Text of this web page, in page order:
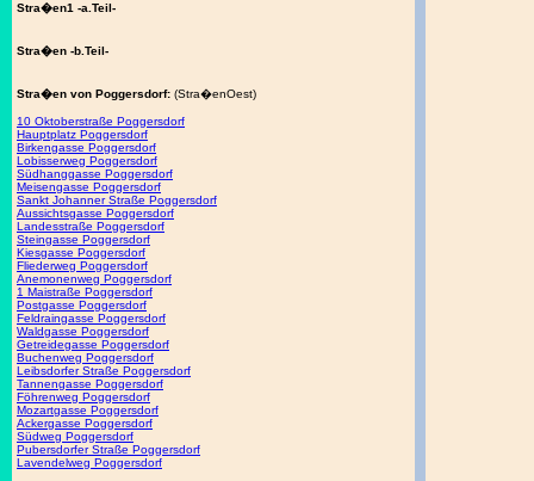
Stra�en1 -a.Teil-
Stra�en -b.Teil-
Stra�en von Poggersdorf: (Stra�enOest)
10 Oktoberstraße Poggersdorf
Hauptplatz Poggersdorf
Birkengasse Poggersdorf
Lobisserweg Poggersdorf
Südhanggasse Poggersdorf
Meisengasse Poggersdorf
Sankt Johanner Straße Poggersdorf
Aussichtsgasse Poggersdorf
Landesstraße Poggersdorf
Steingasse Poggersdorf
Kiesgasse Poggersdorf
Fliederweg Poggersdorf
Anemonenweg Poggersdorf
1 Maistraße Poggersdorf
Postgasse Poggersdorf
Feldraingasse Poggersdorf
Waldgasse Poggersdorf
Getreidegasse Poggersdorf
Buchenweg Poggersdorf
Leibsdorfer Straße Poggersdorf
Tannengasse Poggersdorf
Föhrenweg Poggersdorf
Mozartgasse Poggersdorf
Ackergasse Poggersdorf
Südweg Poggersdorf
Pubersdorfer Straße Poggersdorf
Lavendelweg Poggersdorf